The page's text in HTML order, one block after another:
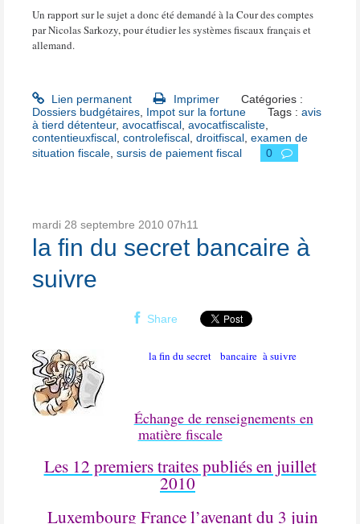
Un rapport sur le sujet a donc été demandé à la Cour des comptes
par Nicolas Sarkozy, pour étudier les systèmes fiscaux français et
allemand.
Lien permanent Imprimer
Catégories :
Dossiers budgétaires Impot sur la fortune Tags :avis
à tierd détenteur, avocatfiscal avocatfiscaliste
contentieuxfiscal controlefiscal droitfiscal examen de
situation fiscale sursis de paiement fiscal 0
mardi 28 septembre 2010 07h11
la fin du secret bancaire à
suivre
Share
la fin du secret bancaire à suivre
Échange de renseignements en
matière fiscale
Les 12 premiers traites publiés en juillet
2010
Luxembourg France l’avenant du 3 juin